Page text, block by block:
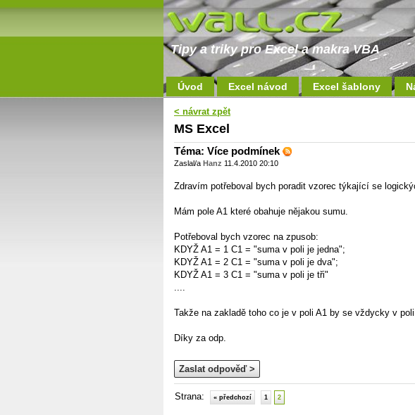
Tipy a triky pro Excel a makra VBA
Úvod Excel návod Excel šablony
< návrat zpět
MS Excel
Téma: Více podmínek
Zaslal/a Hanz 11.4.2010 20:10
Zdravím potřeboval bych poradit vzorec týkající se
Mám pole A1 které obahuje nějakou sumu.
Potřeboval bych vzorec na zpusob:
KDYŽ A1 = 1 C1 = "suma v poli je jedna";
KDYŽ A1 = 2 C1 = "suma v poli je dva";
KDYŽ A1 = 3 C1 = "suma v poli je tři"
....
Takže na zakladě toho co je v poli A1 by se vždycky v
Díky za odp.
Zaslat odpověď >
Strana: « předchozí 1 2